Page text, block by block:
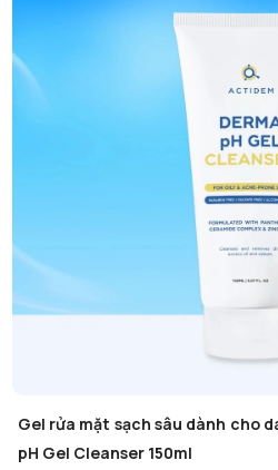
Gel rửa mặt sạch sâu dành cho
pH Gel Cleanser 150ml